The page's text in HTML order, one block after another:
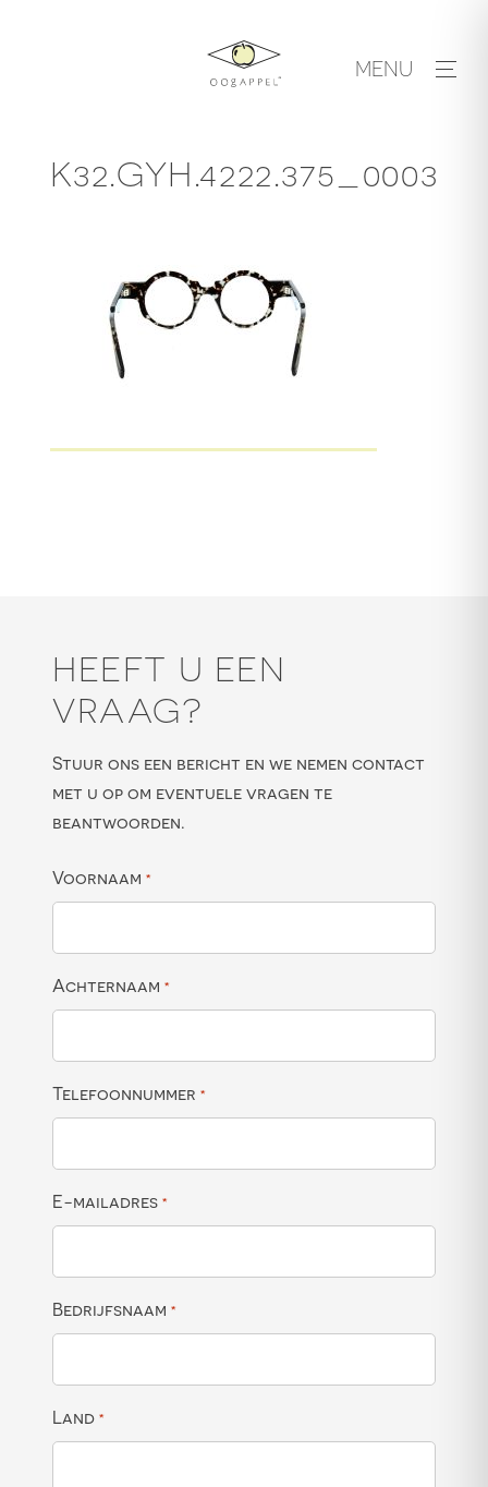
MENU
K32.GYH.4222.375_0003
HEEFT U EEN
VRAAG?
Stuur ons een bericht en we nemen contact
met u op om eventuele vragen te
beantwoorden.
Voornaam *
Achternaam *
Telefoonnummer *
E-mailadres *
Bedrijfsnaam *
Land *